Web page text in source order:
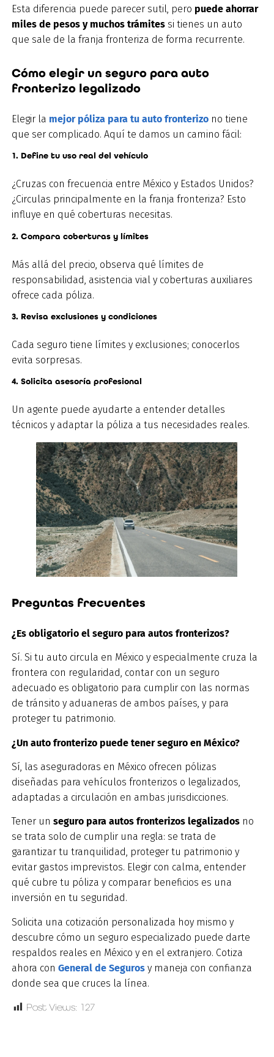
Esta diferencia puede parecer sutil, pero puede ahorrar
miles de pesos y muchos trámites si tienes un auto
que sale de la franja fronteriza de forma recurrente.
Cómo elegir un seguro para auto
fronterizo legalizado
Elegir la mejor póliza para tu auto fronterizo no tiene
que ser complicado. Aquí te damos un camino fácil:
1. Define tu uso real del vehículo
¿Cruzas con frecuencia entre México y Estados Unidos?
¿Circulas principalmente en la franja fronteriza? Esto
influye en qué coberturas necesitas.
2. Compara coberturas y límites
Más allá del precio, observa qué límites de
responsabilidad, asistencia vial y coberturas auxiliares
ofrece cada póliza.
3. Revisa exclusiones y condiciones
Cada seguro tiene límites y exclusiones; conocerlos
evita sorpresas.
4. Solicita asesoría profesional
Un agente puede ayudarte a entender detalles
técnicos y adaptar la póliza a tus necesidades reales.
Preguntas frecuentes
¿Es obligatorio el seguro para autos fronterizos?
Sí. Si tu auto circula en México y especialmente cruza la
frontera con regularidad, contar con un seguro
adecuado es obligatorio para cumplir con las normas
de tránsito y aduaneras de ambos países, y para
proteger tu patrimonio.
¿Un auto fronterizo puede tener seguro en México?
Sí, las aseguradoras en México ofrecen pólizas
diseñadas para vehículos fronterizos o legalizados,
adaptadas a circulación en ambas jurisdicciones.
Tener un seguro para autos fronterizos legalizados no
se trata solo de cumplir una regla: se trata de
garantizar tu tranquilidad, proteger tu patrimonio y
evitar gastos imprevistos. Elegir con calma, entender
qué cubre tu póliza y comparar beneficios es una
inversión en tu seguridad.
Solicita una cotización personalizada hoy mismo y
descubre cómo un seguro especializado puede darte
respaldos reales en México y en el extranjero. Cotiza
ahora con General de Seguros y maneja con confianza
donde sea que cruces la línea.
Post Views: 127